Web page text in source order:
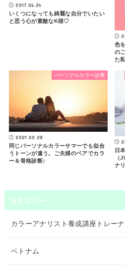
2017.06.24
いくつになっても綺麗な自分でいたい
と思う心が素敵なK様♡
色
の
た
パーソナルカラー診断
2021.02.28
同じパーソナルカラーサマーでも似合
うトーンが違う。ご夫婦のペアでカラ
ー＆骨格診断♪
日
（
ナ
カテゴリー
カラーアナリスト養成講座トレー
ベトナム